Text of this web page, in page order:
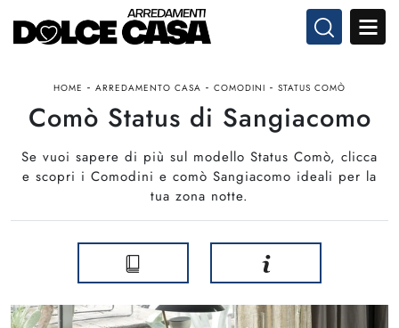
HOME - ARREDAMENTO CASA - COMODINI - STATUS COMÒ
Comò Status di Sangiacomo
Se vuoi sapere di più sul modello Status Comò, clicca
e scopri i Comodini e comò Sangiacomo ideali per la
tua zona notte.